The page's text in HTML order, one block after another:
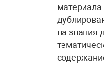
на знания